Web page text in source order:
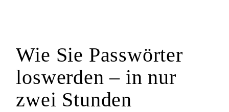
Wie Sie Passwörter
loswerden – in nur
zwei Stunden